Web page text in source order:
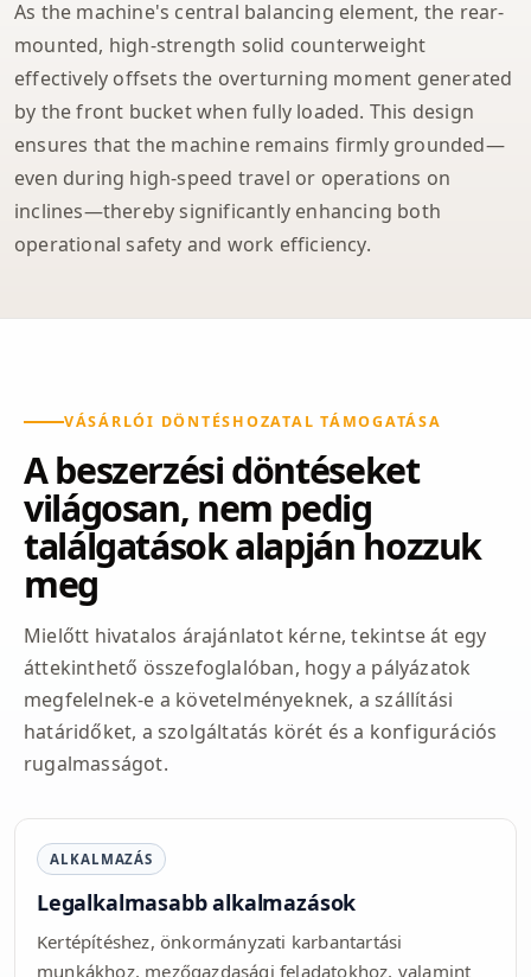
As the machine's central balancing element, the rear-
mounted, high-strength solid counterweight
effectively offsets the overturning moment generated
by the front bucket when fully loaded. This design
ensures that the machine remains firmly grounded—
even during high-speed travel or operations on
inclines—thereby significantly enhancing both
operational safety and work efficiency.
VÁSÁRLÓI DÖNTÉSHOZATAL TÁMOGATÁSA
A beszerzési döntéseket
világosan, nem pedig
találgatások alapján hozzuk
meg
Mielőtt hivatalos árajánlatot kérne, tekintse át egy
áttekinthető összefoglalóban, hogy a pályázatok
megfelelnek-e a követelményeknek, a szállítási
határidőket, a szolgáltatás körét és a konfigurációs
rugalmasságot.
ALKALMAZÁS
Legalkalmasabb alkalmazások
Kertépítéshez, önkormányzati karbantartási
munkákhoz, mezőgazdasági feladatokhoz, valamint